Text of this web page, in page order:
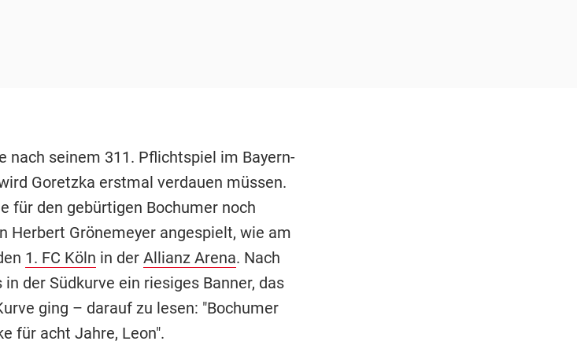
nach seinem 311. Pflichtspiel im Bayern-
Goretzka erstmal verdauen müssen.
für den gebürtigen Bochumer noch
Herbert Grönemeyer angespielt, wie am
1. FC Köln in der Allianz Arena. Nach
der Südkurve ein riesiges Banner, das
ging – darauf zu lesen: "Bochumer
für acht Jahre, Leon".